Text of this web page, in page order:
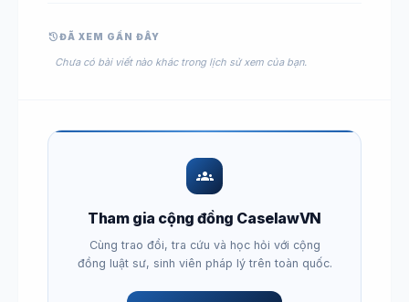
historyĐÃ XEM GẦN ĐÂY
Chưa có bài viết nào khác trong lịch sử xem của bạn.
groups
Tham gia cộng đồng CaselawVN
Cùng trao đổi, tra cứu và học hỏi với cộng
đồng luật sư, sinh viên pháp lý trên toàn quốc.